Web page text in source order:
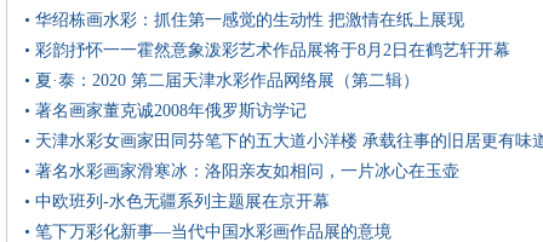
• 华绍栋画水彩：抓住第一感觉的生动性 把激情在纸上展现
• 彩韵抒怀一一霍然意象泼彩艺术作品展将于8月2日在鹤艺轩开幕
• 夏·泰：2020 第二届天津水彩作品网络展（第二辑）
• 著名画家董克诚2008年俄罗斯访学记
• 天津水彩女画家田同芬笔下的五大道小洋楼 承载往事的旧居更有味
• 著名水彩画家滑寒冰：洛阳亲友如相问，一片冰心在玉壶
• 中欧班列-水色无疆系列主题展在京开幕
• 笔下万彩化新事—当代中国水彩画作品展的意境